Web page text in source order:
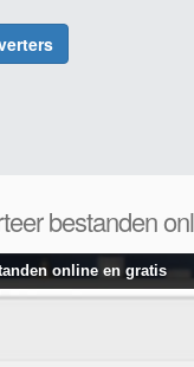
bestanden
online en gratis